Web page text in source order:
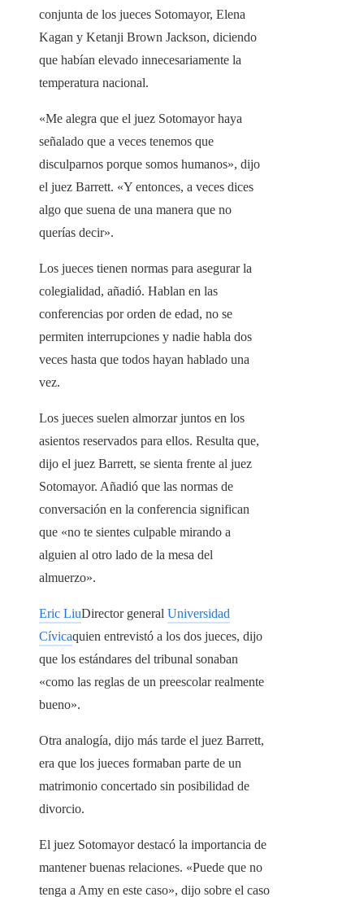
conjunta de los jueces Sotomayor, Elena
Kagan y Ketanji Brown Jackson, diciendo
que habían elevado innecesariamente la
temperatura nacional.
«Me alegra que el juez Sotomayor haya
señalado que a veces tenemos que
disculparnos porque somos humanos», dijo
el juez Barrett. «Y entonces, a veces dices
algo que suena de una manera que no
querías decir».
Los jueces tienen normas para asegurar la
colegialidad, añadió. Hablan en las
conferencias por orden de edad, no se
permiten interrupciones y nadie habla dos
veces hasta que todos hayan hablado una
vez.
Los jueces suelen almorzar juntos en los
asientos reservados para ellos. Resulta que,
dijo el juez Barrett, se sienta frente al juez
Sotomayor. Añadió que las normas de
conversación en la conferencia significan
que «no te sientes culpable mirando a
alguien al otro lado de la mesa del
almuerzo».
Eric LiuDirector general Universidad
Cívicaquien entrevistó a los dos jueces, dijo
que los estándares del tribunal sonaban
«como las reglas de un preescolar realmente
bueno».
Otra analogía, dijo más tarde el juez Barrett,
era que los jueces formaban parte de un
matrimonio concertado sin posibilidad de
divorcio.
El juez Sotomayor destacó la importancia de
mantener buenas relaciones. «Puede que no
tenga a Amy en este caso», dijo sobre el caso